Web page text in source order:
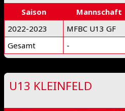
Saison Mannschaft
2022-2023
MFBC U13 GF
Gesamt
-
U13 KLEINFELD